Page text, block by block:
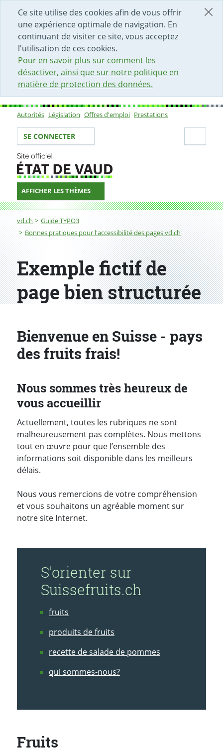
Ce site utilise des cookies afin de vous offrir
une expérience optimale de navigation. En
continuant de visiter ce site, vous acceptez
l'utilisation de ces cookies.
Pour en savoir plus sur comment les
désactiver, ainsi que sur notre politique en
matière de protection des données.
DÉBUT DU CONTENU DE LA PAGE
ACCÈS AU CHAMP DE RECHERCHE
PAGE D'ACCUEIL
FORMULAIRE DE CONTACT
Sous-navigation
Autorités Législation Offres d'emploi Prestations
Votre identité
SE CONNECTER
AFFICHER LES THÈMES
Fil d'Ariane
vd.ch
Guide TYPO3
Bonnes pratiques pour l'accessibilité des pages vd.ch
Exemple de structure
Exemple fictif de
page bien structurée
Bienvenue en Suisse - pays
des fruits frais!
Nous sommes très heureux de
vous accueillir
Actuellement, toutes les rubriques ne sont
malheureusement pas complètes. Nous mettons
tout en œuvre pour que l’ensemble des
informations soit disponible dans les meilleurs
délais.
Nous vous remercions de votre compréhension
et vous souhaitons un agréable moment sur
notre site Internet.
S'orienter sur
Suissefruits.ch
fruits
produits de fruits
recette de salade de pommes
qui sommes-nous?
Fruits